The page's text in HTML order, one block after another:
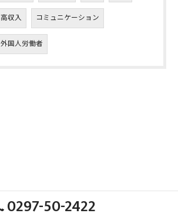
高収入 コミュニケーション
外国人労働者
0297-50-2422